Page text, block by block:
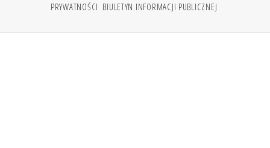
PRYWATNOŚCI BIULETYN INFORMACJI PUBLICZNEJ